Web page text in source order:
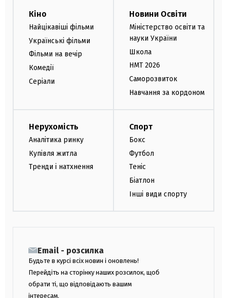
Кіно
Найцікавіші фільми
Українські фільми
Фільми на вечір
Комедії
Серіали
Новини Освіти
Міністерство освіти та
науки України
Школа
НМТ 2026
Саморозвиток
Навчання за кордоном
Нерухомість
Аналітика ринку
Купівля житла
Тренди і натхнення
Спорт
Бокс
Футбол
Теніс
Біатлон
Інші види спорту
Email - розсилка
Будьте в курсі всіх новин і оновлень!
Перейдіть на сторінку наших розсилок, щоб
обрати ті, що відповідають вашим
інтересам.